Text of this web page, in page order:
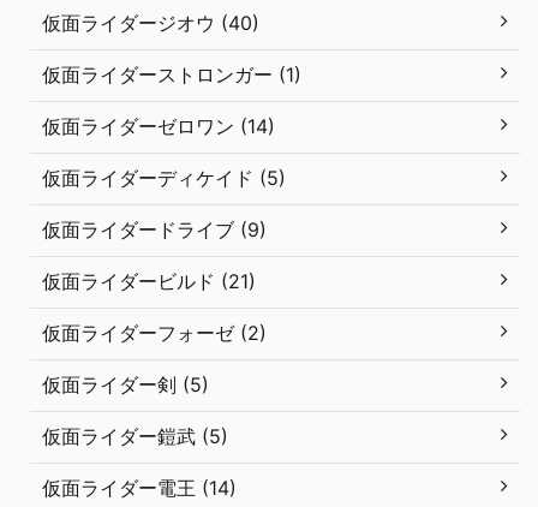
仮面ライダージオウ (40)
仮面ライダーストロンガー (1)
仮面ライダーゼロワン (14)
仮面ライダーディケイド (5)
仮面ライダードライブ (9)
仮面ライダービルド (21)
仮面ライダーフォーゼ (2)
仮面ライダー剣 (5)
仮面ライダー鎧武 (5)
仮面ライダー電王 (14)